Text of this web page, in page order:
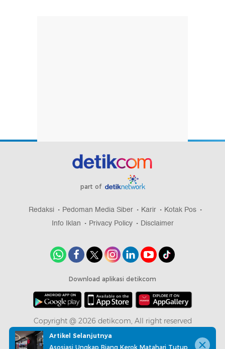
part of
Redaksi Pedoman Media Siber Karir
Kotak Pos
Info Iklan
Privacy Policy Disclaimer
Download aplikasi detikcom
Copyright @ 2026 detikcom, All right reserved
Artikel Selanjutnya
Asosiasi Ungkap Biang Kerok Matahari Tutup